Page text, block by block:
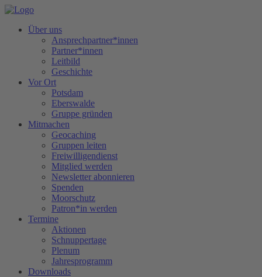
Über uns
Ansprechpartner*innen
Partner*innen
Leitbild
Geschichte
Vor Ort
Potsdam
Eberswalde
Gruppe gründen
Mitmachen
Geocaching
Gruppen leiten
Freiwilligendienst
Mitglied werden
Newsletter abonnieren
Spenden
Moorschutz
Patron*in werden
Termine
Aktionen
Schnuppertage
Plenum
Jahresprogramm
Downloads